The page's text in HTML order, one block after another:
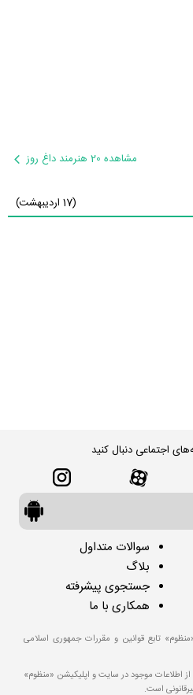
مشاهده 20 هنرمند داغ روز
(17 اردیبهشت)
اجتماعی دنبال کنید
سوالات متداول
بلاگ
جستجوی پیشرفته
همکاری با ما
تابع قوانین و مقررات جمهوری اسلامی
از اطلاعات موجود در سایت و اپلیکیشن «منظوم»
است.